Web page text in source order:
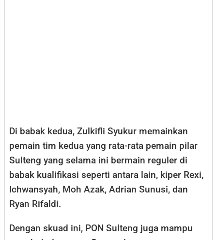
Di babak kedua, Zulkifli Syukur memainkan
pemain tim kedua yang rata-rata pemain pilar
Sulteng yang selama ini bermain reguler di
babak kualifikasi seperti antara lain, kiper Rexi,
Ichwansyah, Moh Azak, Adrian Sunusi, dan
Ryan Rifaldi.
Dengan skuad ini, PON Sulteng juga mampu